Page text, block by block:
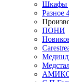
Шкафы
Разное
ПОНИ